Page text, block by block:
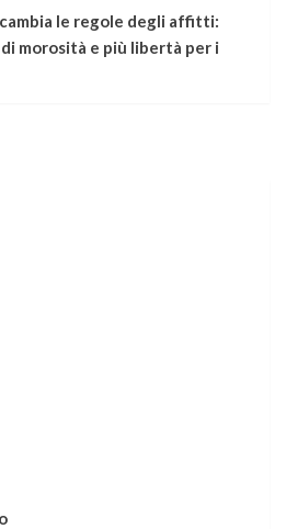
le regole degli affitti:
morosità e più libertà per i